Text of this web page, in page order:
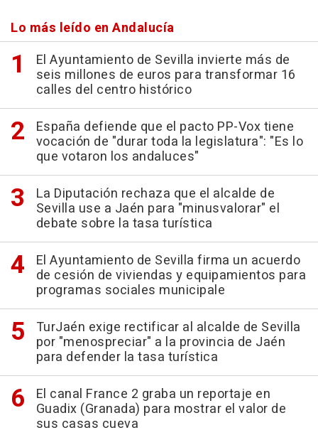
Lo más leído en Andalucía
El Ayuntamiento de Sevilla invierte más de
seis millones de euros para transformar 16
calles del centro histórico
España defiende que el pacto PP-Vox tiene
vocación de "durar toda la legislatura": "Es lo
que votaron los andaluces"
La Diputación rechaza que el alcalde de
Sevilla use a Jaén para "minusvalorar" el
debate sobre la tasa turística
El Ayuntamiento de Sevilla firma un acuerdo
de cesión de viviendas y equipamientos para
programas sociales municipale
TurJaén exige rectificar al alcalde de Sevilla
por "menospreciar" a la provincia de Jaén
para defender la tasa turística
El canal France 2 graba un reportaje en
Guadix (Granada) para mostrar el valor de
sus casas cueva